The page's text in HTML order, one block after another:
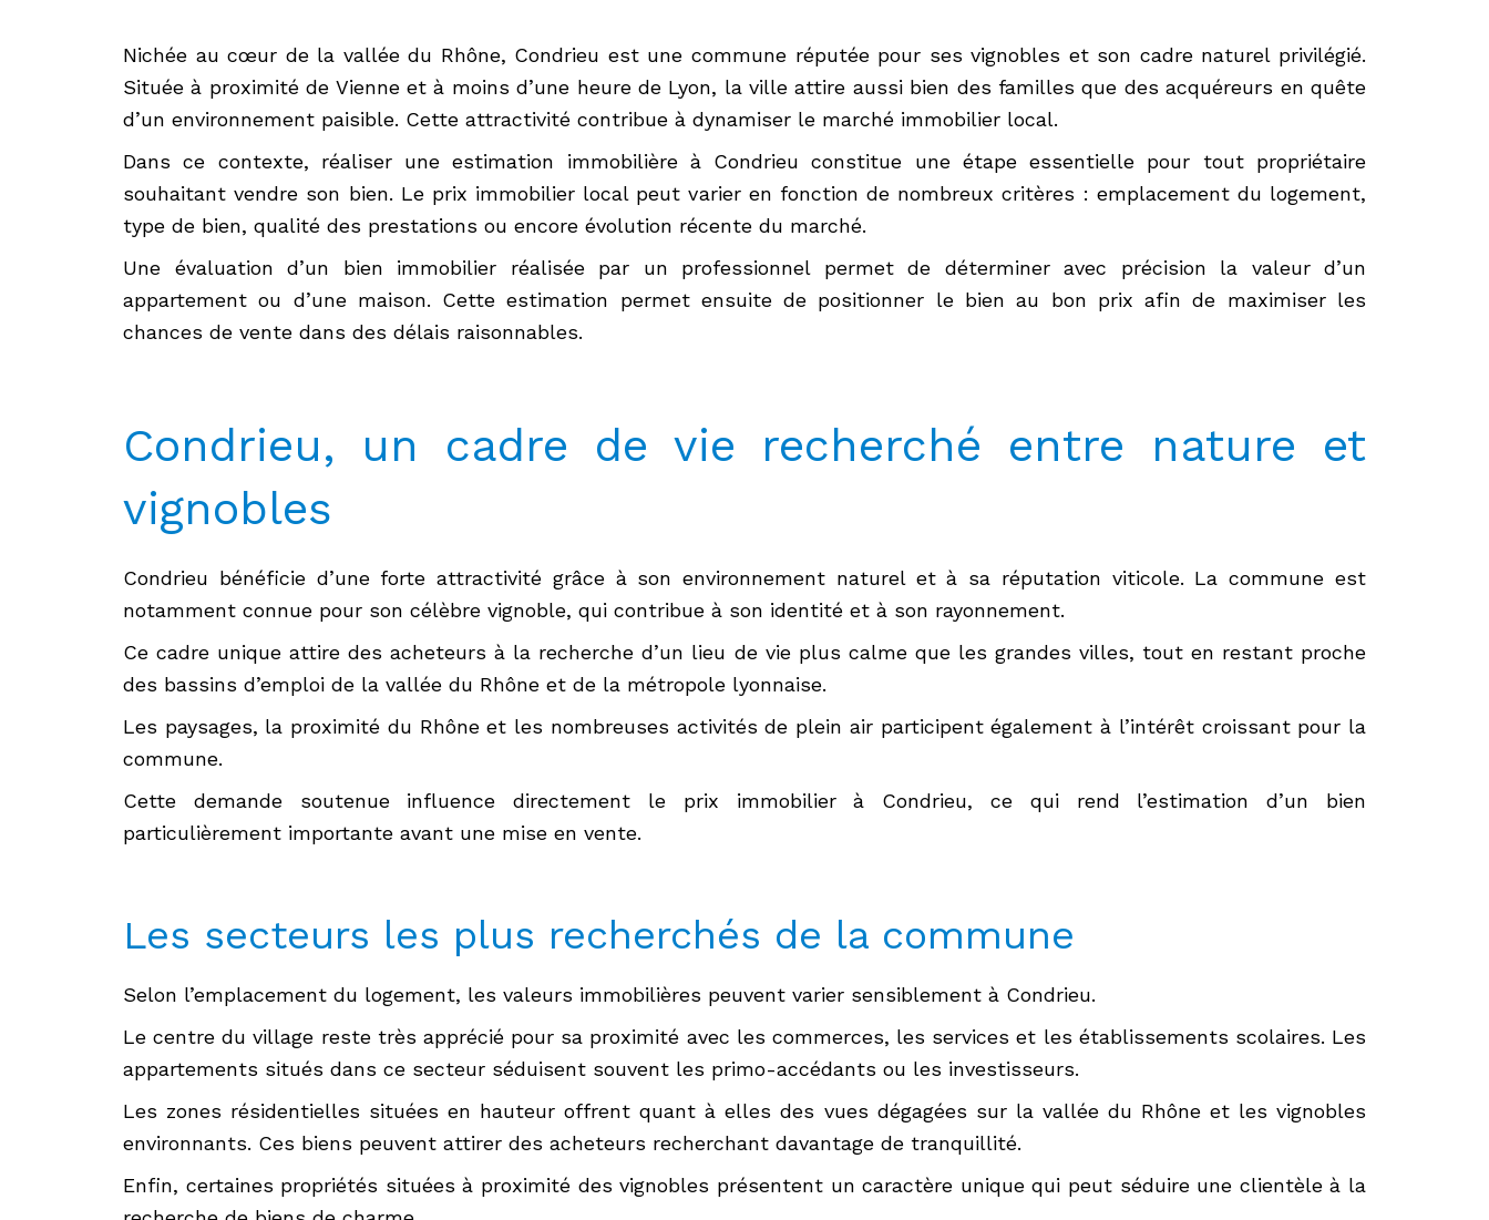
Nichée au cœur de la vallée du Rhône, Condrieu est une commune réputée pour ses vignobles et son cadre naturel privilégié.
Située à proximité de Vienne et à moins d’une heure de Lyon, la ville attire aussi bien des familles que des acquéreurs en quête
d’un environnement paisible. Cette attractivité contribue à dynamiser le marché immobilier local.
Dans ce contexte, réaliser une estimation immobilière à Condrieu constitue une étape essentielle pour tout propriétaire
souhaitant vendre son bien. Le prix immobilier local peut varier en fonction de nombreux critères : emplacement du logement,
type de bien, qualité des prestations ou encore évolution récente du marché.
Une évaluation d’un bien immobilier réalisée par un professionnel permet de déterminer avec précision la valeur d’un
appartement ou d’une maison. Cette estimation permet ensuite de positionner le bien au bon prix afin de maximiser les
chances de vente dans des délais raisonnables.
Condrieu, un cadre de vie recherché entre nature et
vignobles
Condrieu bénéficie d’une forte attractivité grâce à son environnement naturel et à sa réputation viticole. La commune est
notamment connue pour son célèbre vignoble, qui contribue à son identité et à son rayonnement.
Ce cadre unique attire des acheteurs à la recherche d’un lieu de vie plus calme que les grandes villes, tout en restant proche
des bassins d’emploi de la vallée du Rhône et de la métropole lyonnaise.
Les paysages, la proximité du Rhône et les nombreuses activités de plein air participent également à l’intérêt croissant pour la
commune.
Cette demande soutenue influence directement le prix immobilier à Condrieu, ce qui rend l’estimation d’un bien
particulièrement importante avant une mise en vente.
Les secteurs les plus recherchés de la commune
Selon l’emplacement du logement, les valeurs immobilières peuvent varier sensiblement à Condrieu.
Le centre du village reste très apprécié pour sa proximité avec les commerces, les services et les établissements scolaires. Les
appartements situés dans ce secteur séduisent souvent les primo-accédants ou les investisseurs.
Les zones résidentielles situées en hauteur offrent quant à elles des vues dégagées sur la vallée du Rhône et les vignobles
environnants. Ces biens peuvent attirer des acheteurs recherchant davantage de tranquillité.
Enfin, certaines propriétés situées à proximité des vignobles présentent un caractère unique qui peut séduire une clientèle à la